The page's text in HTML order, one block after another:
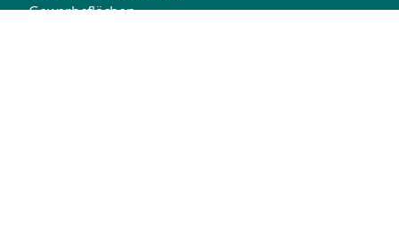
Gewerbeflächen